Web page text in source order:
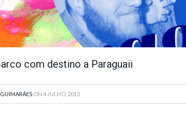
com destino a Paraguaii
ON 4 JULHO, 2015